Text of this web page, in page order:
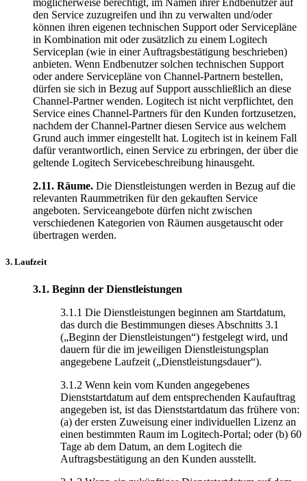
möglicherweise berechtigt, im Namen ihrer Endbenutzer auf
den Service zuzugreifen und ihn zu verwalten und/oder
können ihren eigenen technischen Support oder Servicepläne
in Kombination mit oder zusätzlich zu einem Logitech
Serviceplan (wie in einer Auftragsbestätigung beschrieben)
anbieten. Wenn Endbenutzer solchen technischen Support
oder andere Servicepläne von Channel-Partnern bestellen,
dürfen sie sich in Bezug auf Support ausschließlich an diese
Channel-Partner wenden. Logitech ist nicht verpflichtet, den
Service eines Channel-Partners für den Kunden fortzusetzen,
nachdem der Channel-Partner diesen Service aus welchem
Grund auch immer eingestellt hat. Logitech ist in keinem Fall
dafür verantwortlich, einen Service zu erbringen, der über die
geltende Logitech Servicebeschreibung hinausgeht.
2.11. Räume. Die Dienstleistungen werden in Bezug auf die
relevanten Raummetriken für den gekauften Service
angeboten. Serviceangebote dürfen nicht zwischen
verschiedenen Kategorien von Räumen ausgetauscht oder
übertragen werden.
3. Laufzeit
3.1. Beginn der Dienstleistungen
3.1.1 Die Dienstleistungen beginnen am Startdatum,
das durch die Bestimmungen dieses Abschnitts 3.1
(„Beginn der Dienstleistungen“) festgelegt wird, und
dauern für die im jeweiligen Dienstleistungsplan
angegebene Laufzeit („Dienstleistungsdauer“).
3.1.2 Wenn kein vom Kunden angegebenes
Dienststartdatum auf dem entsprechenden Kaufauftrag
angegeben ist, ist das Dienststartdatum das frühere von:
(a) der ersten Zuweisung einer individuellen Lizenz an
einen bestimmten Raum im Logitech-Portal; oder (b) 60
Tage ab dem Datum, an dem Logitech die
Auftragsbestätigung an den Kunden ausstellt.